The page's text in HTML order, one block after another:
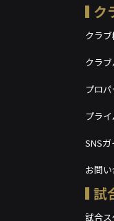
ク
クラ
クラ
プロ
プラ
SNS
お問
試
試合